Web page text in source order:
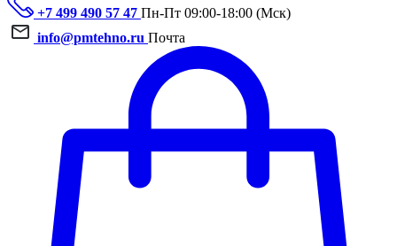
+7 499 490 57 47 Пн-Пт 09:00-18:00 (Мск)
info@pmtehno.ru Почта